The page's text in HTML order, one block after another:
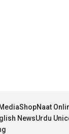
ShopNaat
NewsUrdu